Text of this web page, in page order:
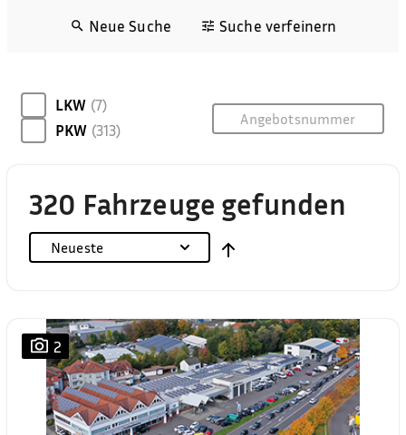
Neue Suche Suche verfeinern
LKW (7)
PKW (313)
320 Fahrzeuge gefunden
Neueste
2